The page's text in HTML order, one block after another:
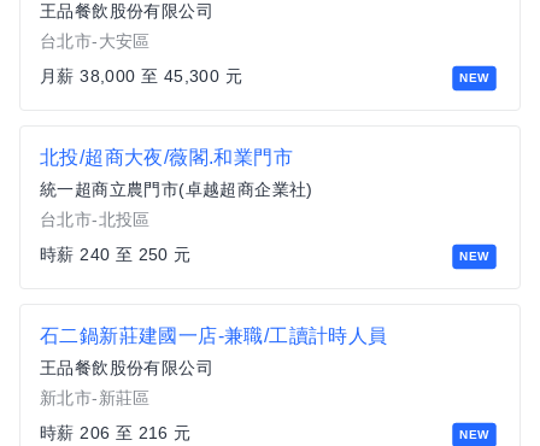
NEW
王品餐飲股份有限公司
台北市-大安區
月薪 38,000 至 45,300 元
NEW
北投/超商大夜/薇閣.和業門市
統一超商立農門市(卓越超商企業社)
台北市-北投區
時薪 240 至 250 元
NEW
石二鍋新莊建國一店-兼職/工讀計時人員
王品餐飲股份有限公司
新北市-新莊區
時薪 206 至 216 元